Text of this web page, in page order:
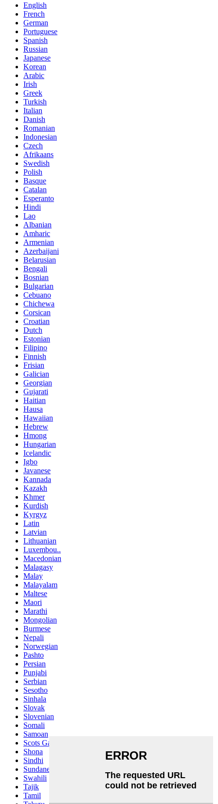
English
French
German
Portuguese
Spanish
Russian
Japanese
Korean
Arabic
Irish
Greek
Turkish
Italian
Danish
Romanian
Indonesian
Czech
Afrikaans
Swedish
Polish
Basque
Catalan
Esperanto
Hindi
Lao
Albanian
Amharic
Armenian
Azerbaijani
Belarusian
Bengali
Bosnian
Bulgarian
Cebuano
Chichewa
Corsican
Croatian
Dutch
Estonian
Filipino
Finnish
Frisian
Galician
Georgian
Gujarati
Haitian
Hausa
Hawaiian
Hebrew
Hmong
Hungarian
Icelandic
Igbo
Javanese
Kannada
Kazakh
Khmer
Kurdish
Kyrgyz
Latin
Latvian
Lithuanian
Luxembou..
Macedonian
Malagasy
Malay
Malayalam
Maltese
Maori
Marathi
Mongolian
Burmese
Nepali
Norwegian
Pashto
Persian
Punjabi
Serbian
Sesotho
Sinhala
Slovak
Slovenian
Somali
Samoan
Scots Gaelic
Shona
Sindhi
Sundanese
Swahili
Tajik
Tamil